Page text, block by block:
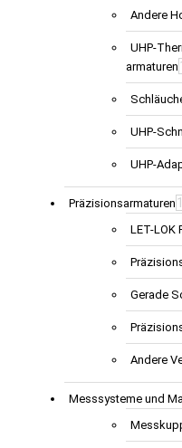
Andere
UHP-
armaturen
UHP-
UHP-
Präzisionsarmaturen
LET-LOK
Gerade
Andere
Messsysteme und